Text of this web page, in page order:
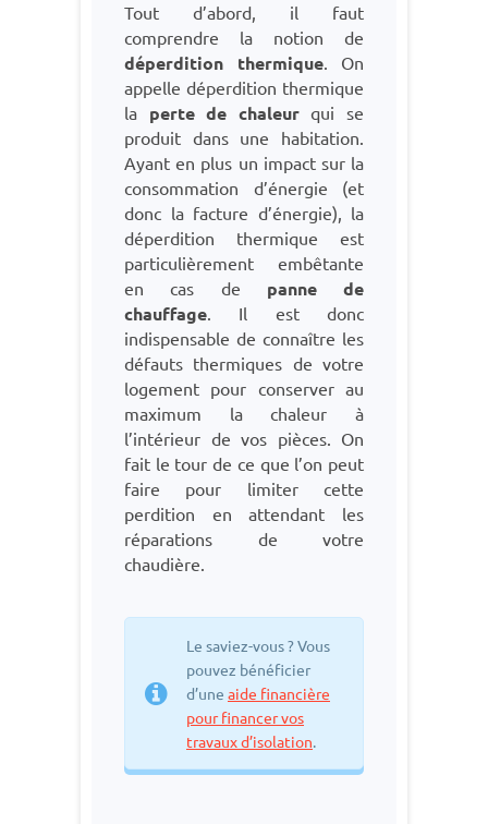
Tout d’abord, il faut
comprendre la notion de
déperdition thermique. On
appelle déperdition thermique
la perte de chaleurqui se
produit dans une habitation.
Ayant en plus un impact sur la
consommation d’énergie (et
donc la facture d’énergie), la
déperdition thermique est
particulièrement embêtante
en cas de panne de
chauffage. Il est donc
indispensable de connaître les
défauts thermiques de votre
logement pour conserver au
maximum la chaleur à
l’intérieur de vos pièces. On
fait le tour de ce que l’on peut
faire pour limiter cette
perdition en attendant les
réparations de votre
chaudière.
Le saviez-vous ? Vous
pouvez bénéficier
d’une aide financière
pour financer vos
travaux d’isolation.